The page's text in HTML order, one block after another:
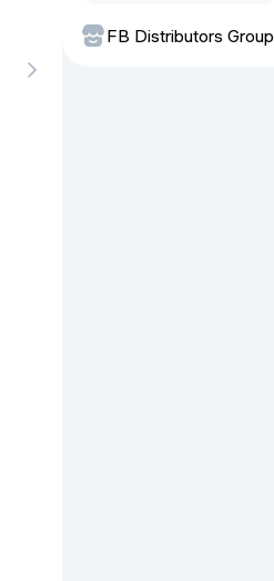
FB Distributors Group